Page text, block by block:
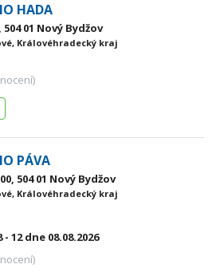
HADA
01 Nový Bydžov
Královéhradecký kraj
PÁVA
504 01 Nový Bydžov
Královéhradecký kraj
- 12dne 08.08.2026